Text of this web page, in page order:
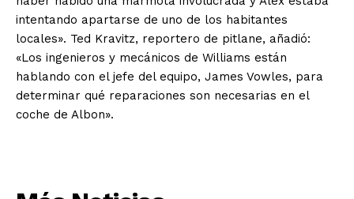
intentando apartarse de uno de los habitantes
locales». Ted Kravitz, reportero de pitlane, añadió:
«Los ingenieros y mecánicos de Williams están
hablando con el jefe del equipo, James Vowles, para
determinar qué reparaciones son necesarias en el
coche de Albon».